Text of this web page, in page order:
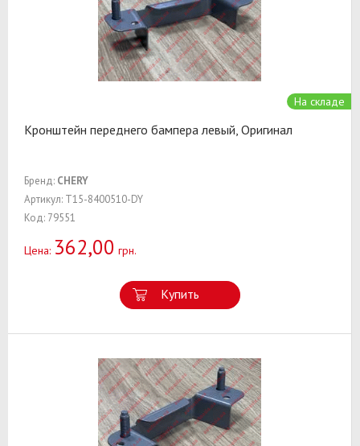
На складе
Кронштейн переднего бампера левый, Оригинал
Бренд: CHERY
Артикул: T15-8400510-DY
Код: 79551
Цена: 362,00 грн.
Купить